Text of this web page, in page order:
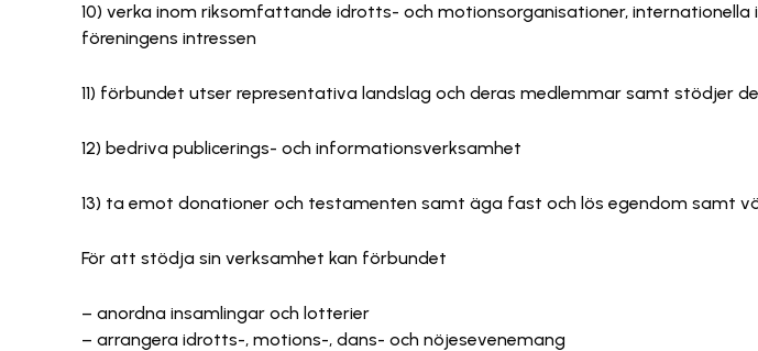
10) verka inom riksomfattande idrotts- och motionsorganisationer,
föreningens intressen
11) förbundet utser representativa landslag och deras medlemmar samt stödjer
12) bedriva publicerings- och informationsverksamhet
13) ta emot donationer och testamenten samt äga fast och lös egendom samt
För att stödja sin verksamhet kan förbundet
– anordna insamlingar och lotterier
– arrangera idrotts-, motions-, dans- och nöjesevenemang